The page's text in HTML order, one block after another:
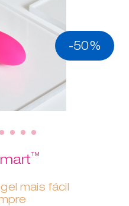
-50%
™
mais fácil